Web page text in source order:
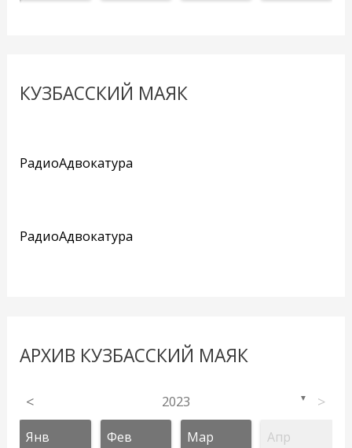
КУЗБАССКИЙ МАЯК
РадиоАдвокатура
РадиоАдвокатура
АРХИВ КУЗБАССКИЙ МАЯК
< 2023 ▼ >
Янв Фев Мар Апр